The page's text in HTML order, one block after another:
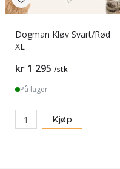
Dogman Kløv Svart/Rød
XL
Pris
kr 1 295 /stk
På lager
Kjøp